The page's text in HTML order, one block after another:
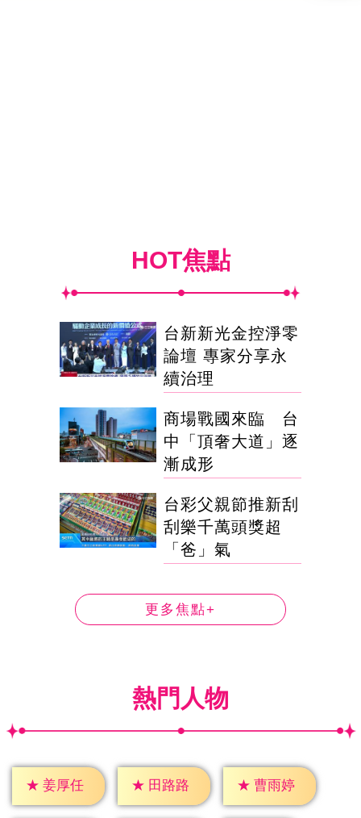
HOT焦點
台新新光金控淨零
論壇 專家分享永
續治理
商場戰國來臨 台
中「頂奢大道」逐
漸成形
台彩父親節推新刮
刮樂千萬頭獎超
「爸」氣
更多焦點+
熱門人物
★ 姜厚任 ★ 田路路 ★ 曹雨婷